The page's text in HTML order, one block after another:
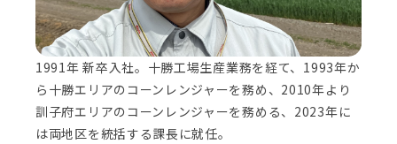
1991年 新卒入社。十勝工場生産業務を経て、1993年か
ら十勝エリアのコーンレンジャーを務め、2010年より
訓子府エリアのコーンレンジャーを務める、2023年に
は両地区を統括する課長に就任。